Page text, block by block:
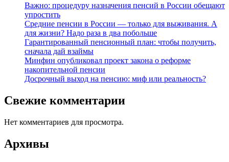
Важно: процедуру назначения пенсий в России обещают
упростить
Средние пенсии в России — только для выживания. А
для жизни? Надо раза в два побольше
Гарантированный пенсионный план: чтобы получить,
сначала дай взаймы
Минфин опубликовал проект закона о реформе
накопительной пенсии
Досрочный выход на пенсию: миф или реальность?
Свежие комментарии
Нет комментариев для просмотра.
Архивы